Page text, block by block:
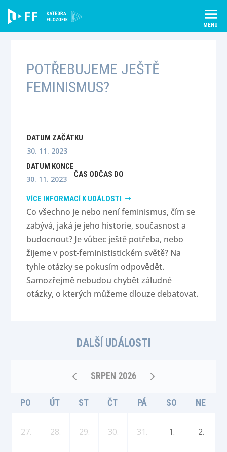
content
POTŘEBUJEME JEŠTĚ
FEMINISMUS?
DATUM ZAČÁTKU
30. 11. 2023
DATUM KONCE
30. 11. 2023 ČAS ODČAS DO
VÍCE INFORMACÍ K UDÁLOSTI
Co všechno je nebo není feminismus, čím se
zabývá, jaká je jeho historie, současnost a
budocnout? Je vůbec ještě potřeba, nebo
žijeme v post-feminististickém světě? Na
tyhle otázky se pokusím odpovědět.
Samozřejmě nebudou chybět záludné
otázky, o kterých můžeme dlouze debatovat.
DALŠÍ UDÁLOSTI
SRPEN 2026
PO ÚT ST ČT PÁ SO NE
27. 28. 29. 30. 31. 1. 2.